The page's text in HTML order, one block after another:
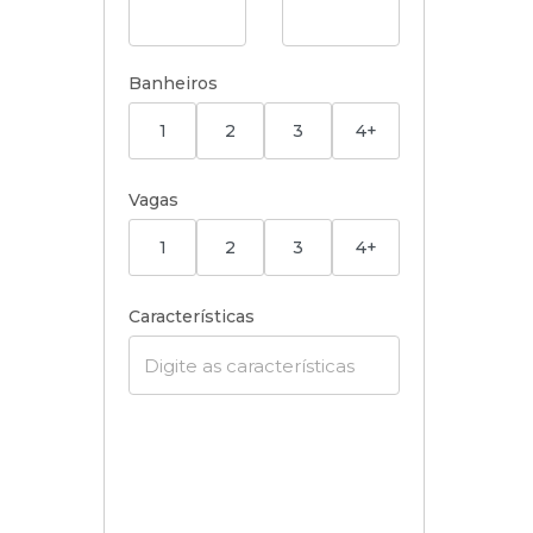
Banheiros
1 2 3 4+
Vagas
1 2 3 4+
Características